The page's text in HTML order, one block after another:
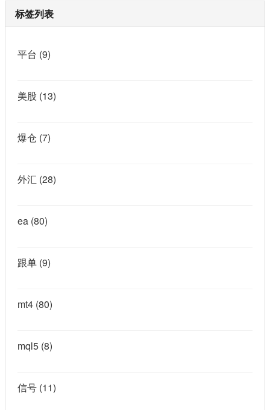
标签列表
平台 (9)
美股 (13)
爆仓 (7)
外汇 (28)
ea (80)
跟单 (9)
mt4 (80)
mql5 (8)
信号 (11)